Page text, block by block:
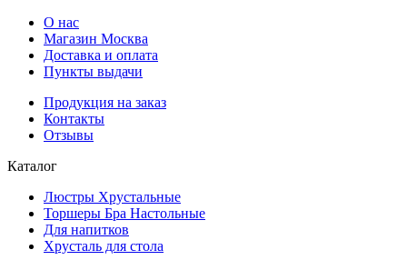
О нас
Магазин Москва
Доставка и оплата
Пункты выдачи
Продукция на заказ
Контакты
Отзывы
Каталог
Люстры Хрустальные
Торшеры Бра Настольные
Для напитков
Хрусталь для стола